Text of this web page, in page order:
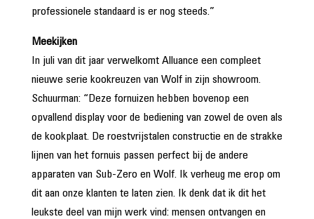
professionele standaard is er nog steeds.”
Meekijken
In juli van dit jaar verwelkomt Alluance een compleet
nieuwe serie kookreuzen van Wolf in zijn showroom.
Schuurman: “Deze fornuizen hebben bovenop een
opvallend display voor de bediening van zowel de oven als
de kookplaat. De roestvrijstalen constructie en de strakke
lijnen van het fornuis passen perfect bij de andere
apparaten van Sub-Zero en Wolf. Ik verheug me erop om
dit aan onze klanten te laten zien. Ik denk dat ik dit het
leukste deel van mijn werk vind: mensen ontvangen en